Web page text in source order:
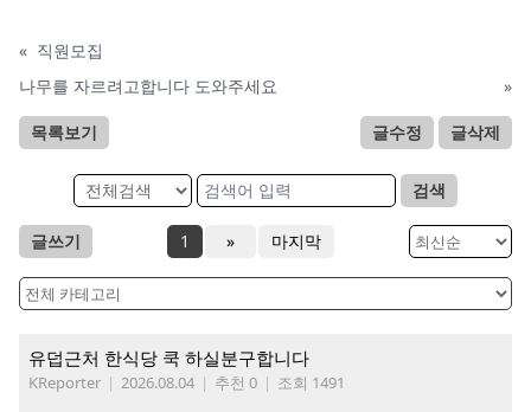
« 직원모집
나무를 자르려고합니다 도와주세요
»
목록보기 글수정 글삭제
검색
글쓰기 1 » 마지막
유덥근처 한식당 쿡 하실분구합니다
KReporter | 2026.08.04 | 추천 0 | 조회 1491